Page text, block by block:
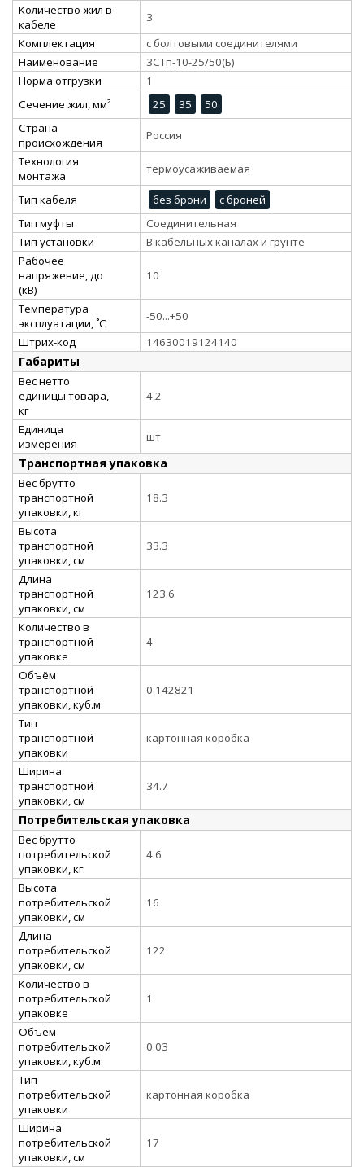
Количество жил в
кабеле
3
Комплектация
с болтовыми соединителями
Наименование
3СТп-10-25/50(Б)
Норма отгрузки
1
Сечение жил, мм²
25 35
50
Страна
происхождения
Россия
Технология
монтажа
термоусаживаемая
Тип кабеля без брони
с броней
Тип муфты
Соединительная
Тип установки
В кабельных каналах и грунте
Рабочее
напряжение, до
(кВ)
10
Температура
эксплуатации, ˚С
-50...+50
Штрих-код
14630019124140
Габариты
Вес нетто
единицы товара,
кг
4,2
Единица
измерения
шт
Транспортная упаковка
Вес брутто
транспортной
упаковки, кг
18.3
Высота
транспортной
упаковки, см
33.3
Длина
транспортной
упаковки, см
123.6
Количество в
транспортной
упаковке
4
Объём
транспортной
упаковки, куб.м
0.142821
Тип
транспортной
упаковки
картонная коробка
Ширина
транспортной
упаковки, см
34.7
Потребительская упаковка
Вес брутто
потребительской
упаковки, кг:
4.6
Высота
потребительской
упаковки, см
16
Длина
потребительской
упаковки, см
122
Количество в
потребительской
упаковке
1
Объём
потребительской
упаковки, куб.м:
0.03
Тип
потребительской
упаковки
картонная коробка
Ширина
потребительской
упаковки, см
17